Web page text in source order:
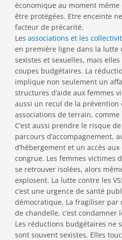
économique au moment
être protégées. Etre enceinte
facteur de précarité.
Les associations et les
en première ligne dans la lutte
sexistes et sexuelles, mais
coupes budgétaires. La
implique non seulement un
structures d’aide aux femmes
aussi un recul de la prévention
associations de terrain,
C’est aussi prendre le risque
parcours d’accompagnement,
d’hébergement et un accès
congrue. Les femmes victimes
se retrouver isolées, alors
explosent. La lutte contre les
c’est une urgence de santé
démocratique. La fragiliser par
de chandelle, c’est condamner
Les réductions budgétaires ne
sont souvent sexistes. Elles